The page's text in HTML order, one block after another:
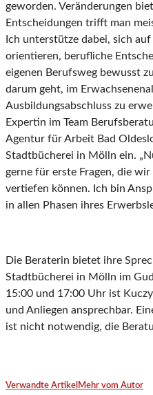
geworden. Veränderungen
Entscheidungen trifft man
Ich unterstütze dabei, sich
orientieren, berufliche
eigenen Berufsweg bewusst
darum geht, im
Ausbildungsabschluss zu
Expertin im Team
Agentur für Arbeit Bad
Stadtbücherei in Mölln ein.
gerne für erste Fragen, die
vertiefen können. Ich bin
in allen Phasen ihres
Die Beraterin bietet ihre
Stadtbücherei in Mölln im
15:00 und 17:00 Uhr ist
und Anliegen ansprechbar.
ist nicht notwendig, die
Verwandte Artikel Mehr vom Autor